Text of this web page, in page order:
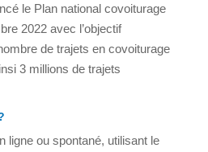
le Plan national covoiturage
2022 avec l’objectif
de trajets en covoiturage
3 millions de trajets
ligne ou spontané, utilisant le